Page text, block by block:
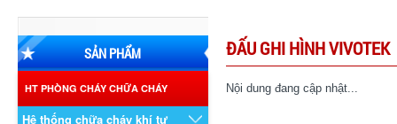
SẢN PHẨM
HT PHÒNG CHÁY CHỮA CHÁY
Hệ thống chữa cháy khí tự
ĐẤU GHI HÌNH VIVOTEK
Nội dung đang cập nhật...